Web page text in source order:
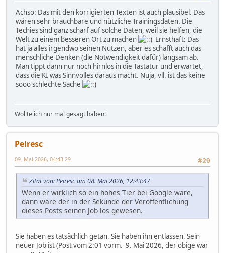
Achso: Das mit den korrigierten Texten ist auch plausibel. Das
wären sehr brauchbare und nützliche Trainingsdaten. Die
Techies sind ganz scharf auf solche Daten, weil sie helfen, die
Welt zu einem besseren Ort zu machen
Ernsthaft: Das
hat ja alles irgendwo seinen Nutzen, aber es schafft auch das
menschliche Denken (die Notwendigkeit dafür) langsam ab.
Man tippt dann nur noch hirnlos in die Tastatur und erwartet,
dass die KI was Sinnvolles daraus macht. Nuja, vll. ist das keine
sooo schlechte Sache
Wollte ich nur mal gesagt haben!
Peiresc
#29
09. Mai 2026, 04:43:29
Zitat von: Peiresc am 08. Mai 2026, 12:43:47
Wenn er wirklich so ein hohes Tier bei Google wäre,
dann wäre der in der Sekunde der Veröffentlichung
dieses Posts seinen Job los gewesen.
Sie haben es tatsächlich getan. Sie haben ihn entlassen. Sein
neuer Job ist (Post vom 2:01 vorm. 9. Mai 2026, der obige war